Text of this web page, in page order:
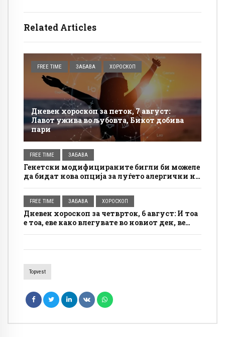
Related Articles
FREE TIME ЗАБАВА ХОРОСКОП
Дневен хороскоп за петок, 7 август:
Лавот ужива во љубовта, Бикот добива
пари
FREE TIME ЗАБАВА
Генетски модифицираните бигли би можеле
да бидат нова опција за луѓето алергични на
FREE TIME ЗАБАВА ХОРОСКОП
Дневен хороскоп за четврток, 6 август: И тоа
е тоа, еве како влегувате во новиот ден, ве
Topvest